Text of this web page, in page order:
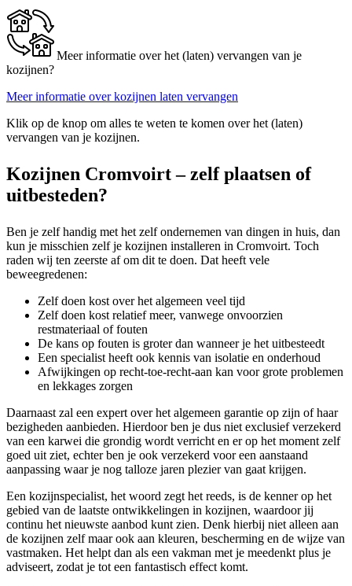
Meer informatie over het (laten) vervangen van je
kozijnen?
Meer informatie over kozijnen laten vervangen
Klik op de knop om alles te weten te komen over het (laten)
vervangen van je kozijnen.
Kozijnen Cromvoirt – zelf plaatsen of
uitbesteden?
Ben je zelf handig met het zelf ondernemen van dingen in huis, dan
kun je misschien zelf je kozijnen installeren in Cromvoirt. Toch
raden wij ten zeerste af om dit te doen. Dat heeft vele
beweegredenen:
Zelf doen kost over het algemeen veel tijd
Zelf doen kost relatief meer, vanwege onvoorzien
restmateriaal of fouten
De kans op fouten is groter dan wanneer je het uitbesteedt
Een specialist heeft ook kennis van isolatie en onderhoud
Afwijkingen op recht-toe-recht-aan kan voor grote problemen
en lekkages zorgen
Daarnaast zal een expert over het algemeen garantie op zijn of haar
bezigheden aanbieden. Hierdoor ben je dus niet exclusief verzekerd
van een karwei die grondig wordt verricht en er op het moment zelf
goed uit ziet, echter ben je ook verzekerd voor een aanstaand
aanpassing waar je nog talloze jaren plezier van gaat krijgen.
Een kozijnspecialist, het woord zegt het reeds, is de kenner op het
gebied van de laatste ontwikkelingen in kozijnen, waardoor jij
continu het nieuwste aanbod kunt zien. Denk hierbij niet alleen aan
de kozijnen zelf maar ook aan kleuren, bescherming en de wijze van
vastmaken. Het helpt dan als een vakman met je meedenkt plus je
adviseert, zodat je tot een fantastisch effect komt.